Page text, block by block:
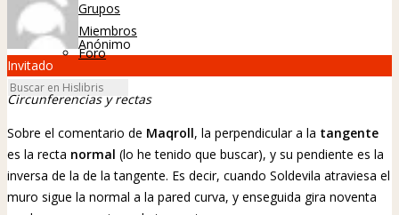
Grupos
Miembros
Foro
Anónimo
Invitado
Circunferencias y rectas
Sobre el comentario de Maqroll, la perpendicular a la tangente
es la recta normal (lo he tenido que buscar), y su pendiente es la
inversa de la de la tangente. Es decir, cuando Soldevila atraviesa el
muro sigue la normal a la pared curva, y enseguida gira noventa